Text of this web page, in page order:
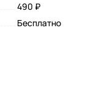
490 ₽
Бесплатно